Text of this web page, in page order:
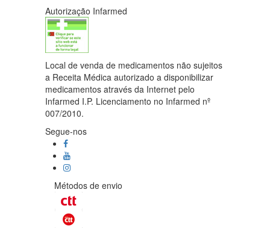
Autorização Infarmed
Local de venda de medicamentos não sujeitos
a Receita Médica autorizado a disponibilizar
medicamentos através da Internet pelo
Infarmed I.P. Licenciamento no Infarmed nº
007/2010.
Segue-nos
Métodos de envio